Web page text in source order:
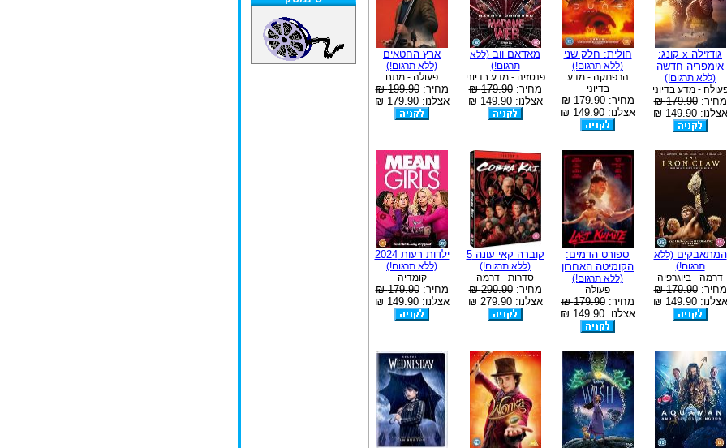
גודזילה x קונג:
אימפריה חדשה
(ללא תרגום!)
- מדע בדיוני
מחיר:179.90 ₪
אצלנו: 149.90 ₪
חולית: חלק שני
(ללא תרגום!)
הרפתקה - מדע
בדיוני
מחיר:179.90 ₪
אצלנו: 149.90 ₪
מאדאם ווב (ללא
תרגום!)
פנטזיה - מדע בדיוני
מחיר:179.90 ₪
אצלנו: 149.90 ₪
ארץ החטאים
(ללא תרגום!)
פעולה - מתח
מחיר:199.90 ₪
אצלנו: 179.90 ₪
המתאבקים(ללא
תרגום!)
דרמה - ביוגרפיה
מחיר:179.90 ₪
אצלנו: 149.90 ₪
ספורט הדמים:
הקומיטה האחרון
(ללא תרגום!)
פעולה
מחיר:179.90 ₪
אצלנו: 149.90 ₪
קוברה קאי עונה 5
(ללא תרגום!)
סדרות - דרמה
מחיר:299.90 ₪
אצלנו: 279.90 ₪
ילדות רעות 2024
(ללא תרגום!)
קומדיה
מחיר:179.90 ₪
אצלנו: 149.90 ₪